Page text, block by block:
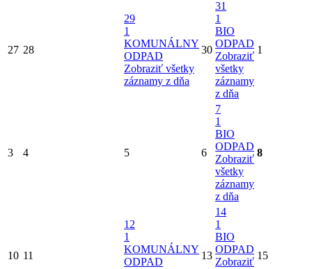
27 28
29
1
KOMUNÁLNY
ODPAD
Zobraziť všetky
záznamy z dňa
30
31
1
BIO
ODPAD
Zobraziť
všetky
záznamy
z dňa
1
3 4 5 6
7
1
BIO
ODPAD
Zobraziť
všetky
záznamy
z dňa
8
10 11
12
1
KOMUNÁLNY
ODPAD
13
14
1
BIO
ODPAD
Zobraziť
15